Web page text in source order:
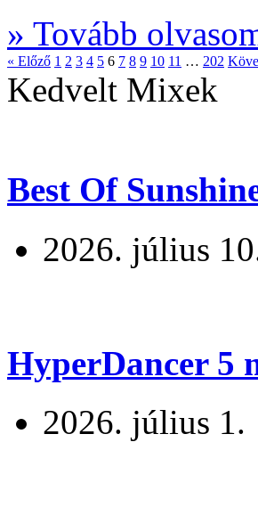
» Tovább
« Előző 1 2 3 4 5 6 7 8 9 10 11 … 202
Kedvelt Mixek
Best Of
2026. július
HyperDancer 5
2026. július 1.